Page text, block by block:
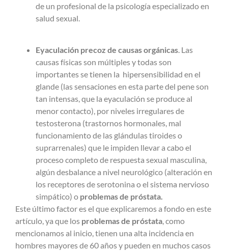
de un profesional de la psicología especializado en
salud sexual.
Eyaculación precoz de causas orgánicas. Las
causas físicas son múltiples y todas son
importantes se tienen la hipersensibilidad en el
glande (las sensaciones en esta parte del pene son
tan intensas, que la eyaculación se produce al
menor contacto), por niveles irregulares de
testosterona (trastornos hormonales, mal
funcionamiento de las glándulas tiroides o
suprarrenales) que le impiden llevar a cabo el
proceso completo de respuesta sexual masculina,
algún desbalance a nivel neurológico (alteración en
los receptores de serotonina o el sistema nervioso
simpático) o problemas de próstata.
Este último factor es el que explicaremos a fondo en este
artículo, ya que los problemas de próstata, como
mencionamos al inicio, tienen una alta incidencia en
hombres mayores de 60 años y pueden en muchos casos